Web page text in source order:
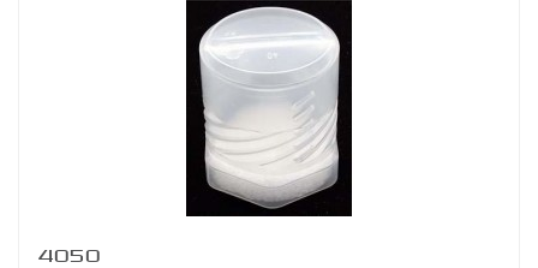
4050